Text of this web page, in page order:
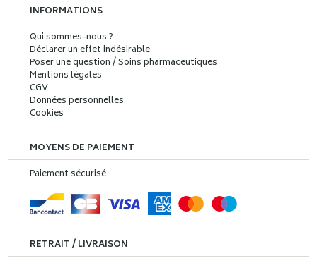
INFORMATIONS
Qui sommes-nous ?
Déclarer un effet indésirable
Poser une question / Soins pharmaceutiques
Mentions légales
CGV
Données personnelles
Cookies
MOYENS DE PAIEMENT
Paiement sécurisé
RETRAIT / LIVRAISON